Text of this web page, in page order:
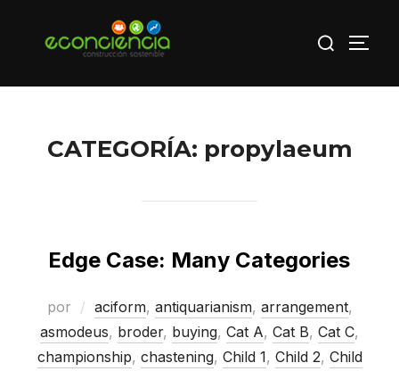
CATEGORÍA: propylaeum
Edge Case: Many Categories
por aciform, antiquarianism, arrangement,
asmodeus, broder, buying, Cat A, Cat B, Cat C,
championship, chastening, Child 1, Child 2, Child